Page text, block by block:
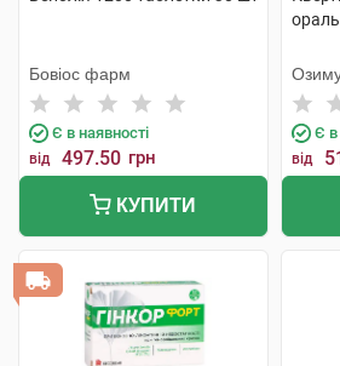
Бовіос фарм
Є в наявності
від 497.50 грн
КУПИТИ
Є в
від